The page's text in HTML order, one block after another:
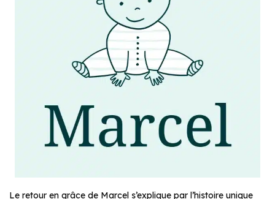
Le retour en grâce de Marcel s’explique par l’histoire unique